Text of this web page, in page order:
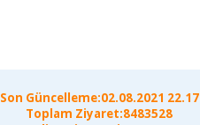
Son Güncelleme:02.08.2021 22.17
Toplam Ziyaret:8483528